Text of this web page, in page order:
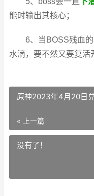
能时输出其核心；
6、当BOSS残血的
水滴，要不然又要复活
原神2023年4月20日
« 上一篇
没有了！